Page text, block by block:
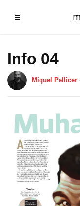
Info 04
Miquel Pellicer